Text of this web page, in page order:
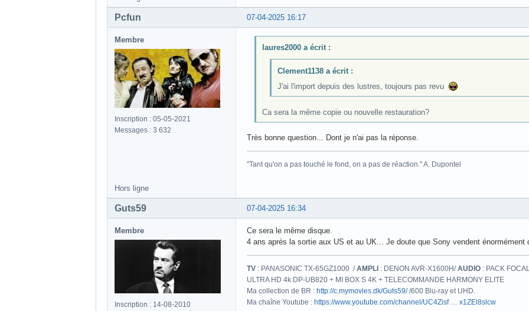
07-04-2025 16:17
Pcfun
Membre
Inscription : 05-05-2021
Messages : 3 632
laures2000 a écrit :
Clement1138 a écrit :
J'ai l'import depuis des lustres, toujours pas revu
Ca sera la même copie ou nouvelle restauration?
Très bonne question... Dont je n'ai pas la réponse.
"Tant qu'on a pas touché le fond, on a pas de réaction." A. Dupontel
Hors ligne
07-04-2025 16:34
Guts59
Membre
Inscription : 14-08-2010
Ce sera le même disque.
4 ans après la sortie aux US et au UK... Je doute que Sony vendent énormément
TV : PANASONIC TX-65GZ1000 /AMPLI : DENON AVR-X1600H/AUDIO : PACK
ULTRA HD 4k DP-UB820 + MI BOX S 4K + TELECOMMANDE HARMONY ELITE
Ma collection de BR : http://c.mymovies.dk/Guts59//600 Blu-ray et UHD.
Ma chaîne Youtube : https://www.youtube.com/channel/UC4Zisf … x1ZEl8slcw